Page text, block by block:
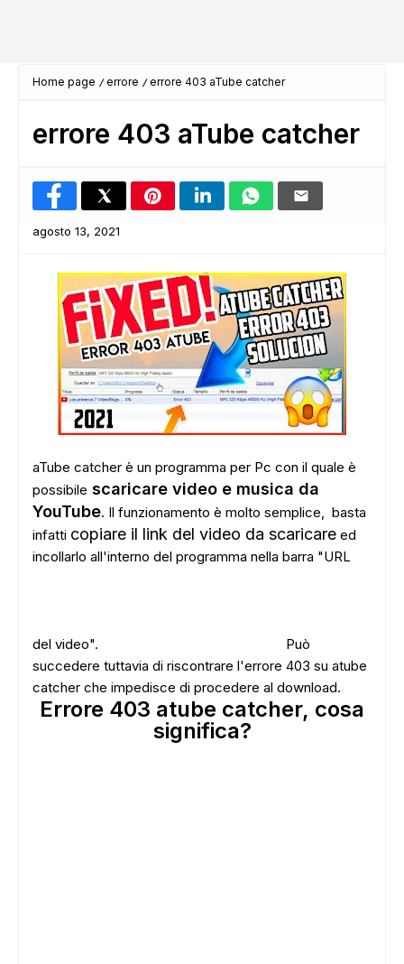
Home page errore errore 403 aTube catcher
errore 403 aTube catcher
agosto 13, 2021
aTube catcher è un programma per Pc con il quale è
possibile scaricare video e musica da
YouTube. Il funzionamento è molto semplice, basta
infatti copiare il link del video da scaricare ed
incollarlo all'interno del programma nella barra "URL
del video".
Può
succedere tuttavia di riscontrare l'errore 403 su atube
catcher che impedisce di procedere al download.
Errore 403 atube catcher, cosa
significa?